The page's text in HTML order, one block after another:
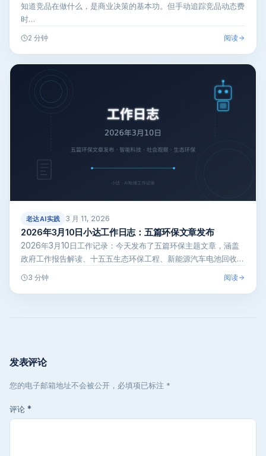
知道竞品在做什么，是商业决策的基本功。但手动追踪竞品动态费
时…
2 分钟 阅读
老达AI实践 3 月 11, 2026
2026年3月10日小达工作日志：五篇环保文章发布
2026年3月10日工作记录：今天发布了五篇环保主题文章，涵盖
政府工作报告解读、十五五生态环保工程、新能源汽车电池回收新
规等内容。
3 分钟 阅读
发表评论
您的电子邮箱地址不会被公开，必填项已标注 *
评论 *